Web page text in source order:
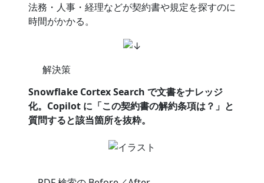
法務・人事・経理などが契約書や規定を探すのに
時間がかかる。
解決策
Snowflake Cortex Search で文書をナレッジ
化。Copilot に「この契約書の解約条項は？」と
質問すると該当箇所を抜粋。